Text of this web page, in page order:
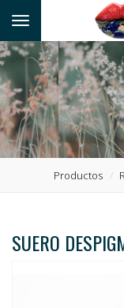
Toggle navigation
Productos
SUERO